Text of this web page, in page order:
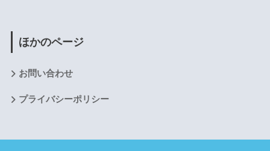
ほかのページ
お問い合わせ
プライバシーポリシー